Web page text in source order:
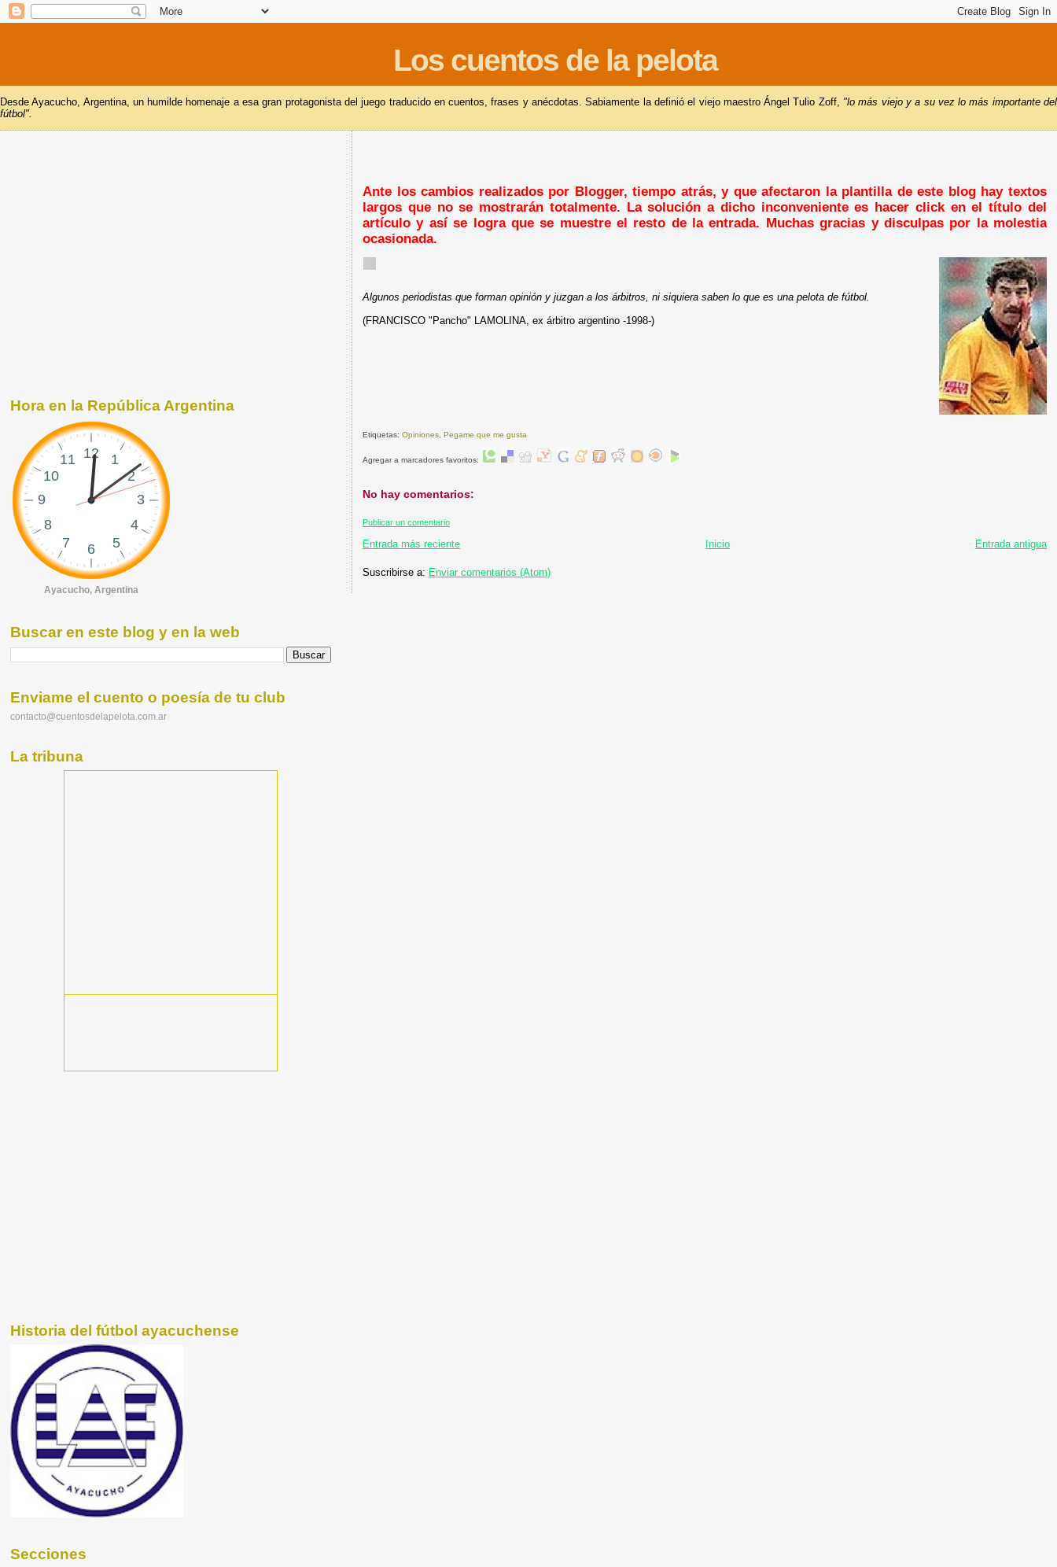
Los cuentos de la pelota
Desde Ayacucho, Argentina, un humilde homenaje a esa gran protagonista del juego traducido en cuentos, frases y anécdotas. Sabiamente la definió el viejo maestro Ángel Tulio Zoff, "lo más viejo y a su vez lo más importante del
fútbol".
Ante los cambios realizados por Blogger, tiempo atrás, y que afectaron la plantilla de este blog hay textos
largos que no se mostrarán totalmente. La solución a dicho inconveniente es hacer click en el título del
artículo y así se logra que se muestre el resto de la entrada. Muchas gracias y disculpas por la molestia
ocasionada.
Algunos periodistas que forman opinión y juzgan a los árbitros, ni siquiera saben lo que es una pelota de fútbol.
(FRANCISCO "Pancho" LAMOLINA, ex árbitro argentino -1998-)
Etiquetas:Opiniones ,Pegame que me gusta
Agregar a marcadores favoritos:
No hay comentarios:
Publicar un comentario
Entrada más reciente Entrada antigua
Inicio
Suscribirse a: Enviar comentarios (Atom)
Hora en la República Argentina
Ayacucho, Argentina
Buscar en este blog y en la web
Enviame el cuento o poesía de tu club
contacto@cuentosdelapelota.com.ar
La tribuna
Historia del fútbol ayacuchense
Secciones